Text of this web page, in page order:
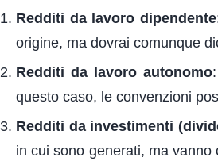
Redditi da lavoro dipendente
origine, ma dovrai comunque
Redditi da lavoro autonomo
questo caso, le convenzioni
Redditi da investimenti
in cui sono generati, ma